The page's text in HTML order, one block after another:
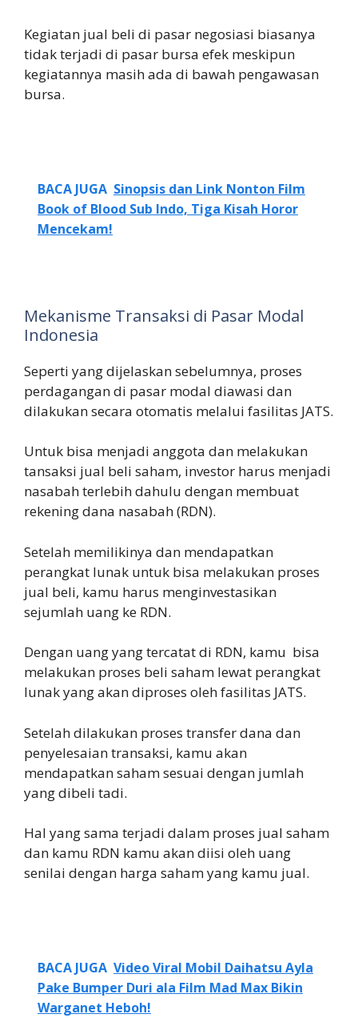
Kegiatan jual beli di pasar negosiasi biasanya
tidak terjadi di pasar bursa efek meskipun
kegiatannya masih ada di bawah pengawasan
bursa.
BACA JUGA Sinopsis dan Link Nonton Film
Book of Blood Sub Indo, Tiga Kisah Horor
Mencekam!
Mekanisme Transaksi di Pasar Modal
Indonesia
Seperti yang dijelaskan sebelumnya, proses
perdagangan di pasar modal diawasi dan
dilakukan secara otomatis melalui fasilitas JATS.
Untuk bisa menjadi anggota dan melakukan
tansaksi jual beli saham, investor harus menjadi
nasabah terlebih dahulu dengan membuat
rekening dana nasabah (RDN).
Setelah memilikinya dan mendapatkan
perangkat lunak untuk bisa melakukan proses
jual beli, kamu harus menginvestasikan
sejumlah uang ke RDN.
Dengan uang yang tercatat di RDN, kamu bisa
melakukan proses beli saham lewat perangkat
lunak yang akan diproses oleh fasilitas JATS.
Setelah dilakukan proses transfer dana dan
penyelesaian transaksi, kamu akan
mendapatkan saham sesuai dengan jumlah
yang dibeli tadi.
Hal yang sama terjadi dalam proses jual saham
dan kamu RDN kamu akan diisi oleh uang
senilai dengan harga saham yang kamu jual.
BACA JUGA Video Viral Mobil Daihatsu Ayla
Pake Bumper Duri ala Film Mad Max Bikin
Warganet Heboh!